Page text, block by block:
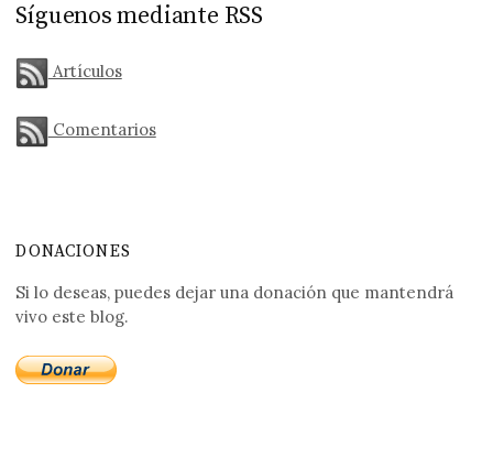
Síguenos mediante RSS
Artículos
Comentarios
DONACIONES
Si lo deseas, puedes dejar una donación que mantendrá
vivo este blog.